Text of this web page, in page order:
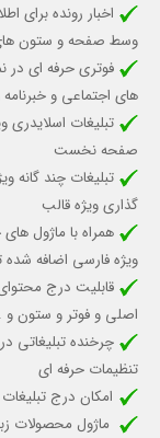
اخبار رونده برای
وسط صفحه و ستون
فوتری حرفه ای در
های اجتماعی و
تبلیغات اسلایدری
صفحه نخست
تبلیغات چند گانه
گذاری ویژه قالب
همراه با ماژول
ویژه فارسی اضافه
قابلیت درج
اصلی و فوتر و ستون و
چرخنده تبلیغاتی
تنظیمات حرفه ای
امکان درج
ماژول محصولات